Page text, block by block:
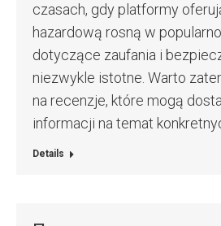
czasach, gdy platformy
hazardową rosną w
dotyczące zaufania i
niezwykle istotne. Warto
na recenzje, które mogą
informacji na temat
Details